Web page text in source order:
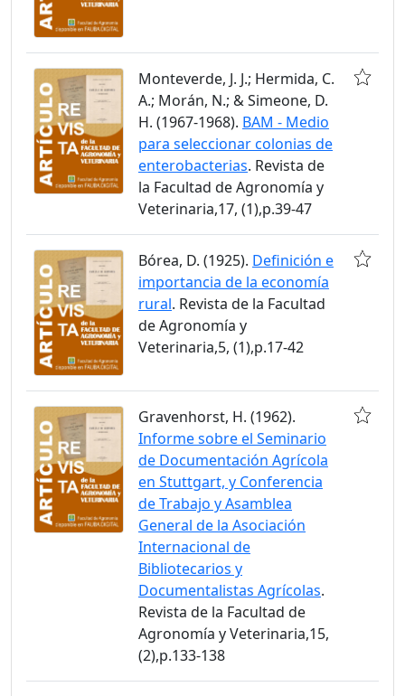
Monteverde, J. J.; Hermida, C.
A.; Morán, N.; & Simeone, D.
H. (1967-1968). BAM - Medio
para seleccionar colonias de
enterobacterias. Revista de
la Facultad de Agronomía y
Veterinaria,17, (1),p.39-47
Bórea, D. (1925). Definición e
importancia de la economía
rural. Revista de la Facultad
de Agronomía y
Veterinaria,5, (1),p.17-42
Gravenhorst, H. (1962).
Informe sobre el Seminario
de Documentación Agrícola
en Stuttgart, y Conferencia
de Trabajo y Asamblea
General de la Asociación
Internacional de
Bibliotecarios y
Documentalistas Agrícolas.
Revista de la Facultad de
Agronomía y Veterinaria,15,
(2),p.133-138